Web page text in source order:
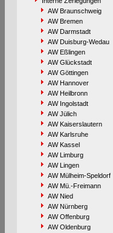
AW Braunschweig
AW Bremen
AW Darmstadt
AW Duisburg-Wedau
AW Eßlingen
AW Glückstadt
AW Göttingen
AW Hannover
AW Heilbronn
AW Ingolstadt
AW Jülich
AW Kaiserslautern
AW Karlsruhe
AW Kassel
AW Limburg
AW Lingen
AW Mülheim-Speldorf
AW Mü.-Freimann
AW Nied
AW Nürnberg
AW Offenburg
AW Oldenburg